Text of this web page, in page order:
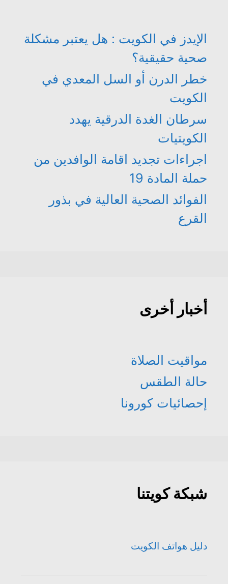
الإيدز في الكويت : هل يعتبر مشكلة
صحية حقيقية؟
خطر الدرن أو السل المعدي في
الكويت
سرطان الغدة الدرقية يهدد
الكويتيات
اجراءات تجديد اقامة الوافدين من
حملة المادة 19
الفوائد الصحية العالية في بذور
القرع
أخبار أخرى
مواقيت الصلاة
حالة الطقس
إحصائيات كورونا
شبكة كويتنا
دليل هواتف الكويت